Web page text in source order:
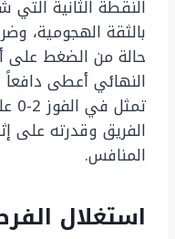
النقطة الثانية
بالثقة الهجومية،
حالة من الضغط على
النهائي أعطى دافعاً
الفريق وقدرته على
المنافس.
استغلال